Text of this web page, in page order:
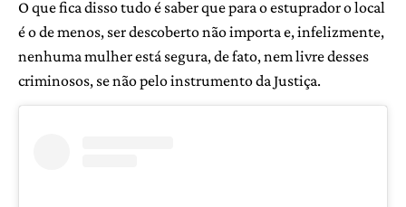
O que fica disso tudo é saber que para o estuprador o local
é o de menos, ser descoberto não importa e, infelizmente,
nenhuma mulher está segura, de fato, nem livre desses
criminosos, se não pelo instrumento da Justiça.